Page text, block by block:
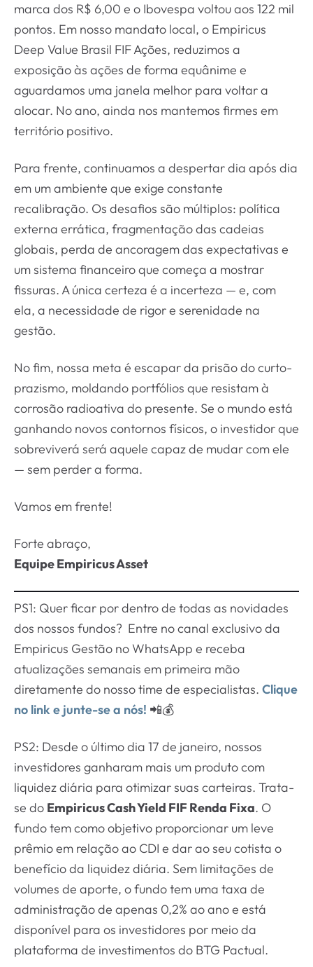
marca dos R$ 6,00 e o Ibovespa voltou aos 122 mil
pontos. Em nosso mandato local, o Empiricus
Deep Value Brasil FIF Ações, reduzimos a
exposição às ações de forma equânime e
aguardamos uma janela melhor para voltar a
alocar. No ano, ainda nos mantemos firmes em
território positivo.
Para frente, continuamos a despertar dia após dia
em um ambiente que exige constante
recalibração. Os desafios são múltiplos: política
externa errática, fragmentação das cadeias
globais, perda de ancoragem das expectativas e
um sistema financeiro que começa a mostrar
fissuras. A única certeza é a incerteza — e, com
ela, a necessidade de rigor e serenidade na
gestão.
No fim, nossa meta é escapar da prisão do curto-
prazismo, moldando portfólios que resistam à
corrosão radioativa do presente. Se o mundo está
ganhando novos contornos físicos, o investidor que
sobreviverá será aquele capaz de mudar com ele
— sem perder a forma.
Vamos em frente!
Forte abraço,
Equipe Empiricus Asset
PS1: Quer ficar por dentro de todas as novidades
dos nossos fundos? Entre no canal exclusivo da
Empiricus Gestão no WhatsApp e receba
atualizações semanais em primeira mão
diretamente do nosso time de especialistas. Clique
no link e junte-se a nós! 📲💰
PS2: Desde o último dia 17 de janeiro, nossos
investidores ganharam mais um produto com
liquidez diária para otimizar suas carteiras. Trata-
se do Empiricus Cash Yield FIF Renda Fixa. O
fundo tem como objetivo proporcionar um leve
prêmio em relação ao CDI e dar ao seu cotista o
benefício da liquidez diária. Sem limitações de
volumes de aporte, o fundo tem uma taxa de
administração de apenas 0,2% ao ano e está
disponível para os investidores por meio da
plataforma de investimentos do BTG Pactual.